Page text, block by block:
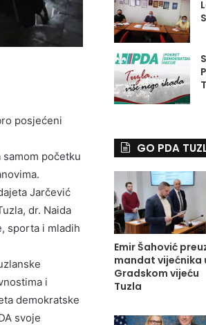
posjećeni
početku
Jarčević
dr. Naida
sporta i mladih
i
demokratske
svoje
GO PDA
Emir Šahović
mandat vijećnika
Gradskom vijeću
Tuzla